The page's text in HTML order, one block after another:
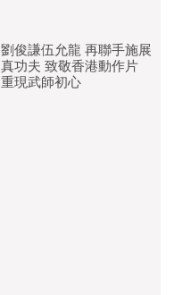
劉俊謙伍允龍 再聯手施展
真功夫 致敬香港動作片
重現武師初心